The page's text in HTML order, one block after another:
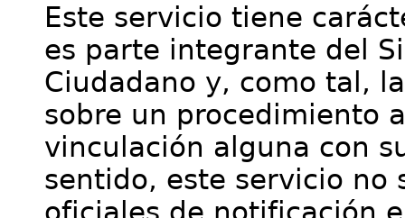
Este servicio tiene
es parte integrante del
Ciudadano y, como tal,
sobre un procedimiento
vinculación alguna con
sentido, este servicio no